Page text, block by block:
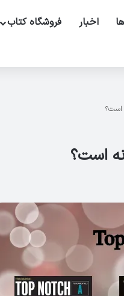
اخبار فروشگاه کتاب
است؟
است؟